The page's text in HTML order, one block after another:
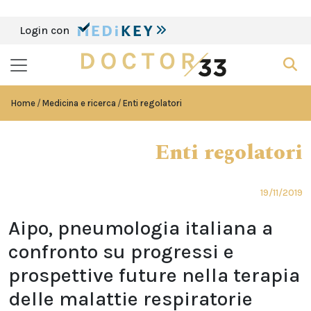
Login con
Home Medicina e ricerca Enti regolatori
Enti regolatori
19/11/2019
Aipo, pneumologia italiana a
confronto su progressi e
prospettive future nella terapia
delle malattie respiratorie